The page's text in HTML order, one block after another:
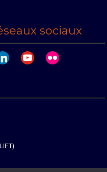
sociaux
youtubeflickr